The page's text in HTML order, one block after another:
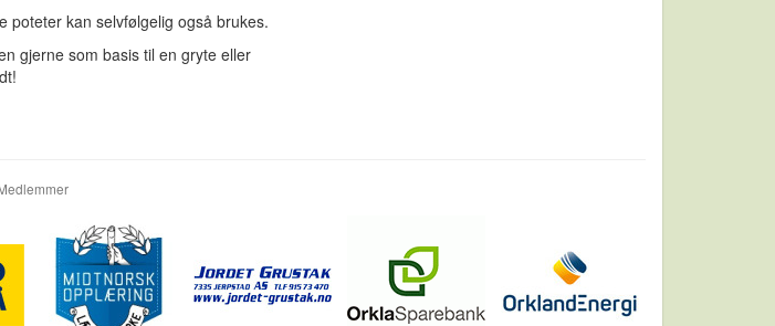
poteter kan selvfølgelig også brukes.
gjerne som basis til en gryte eller